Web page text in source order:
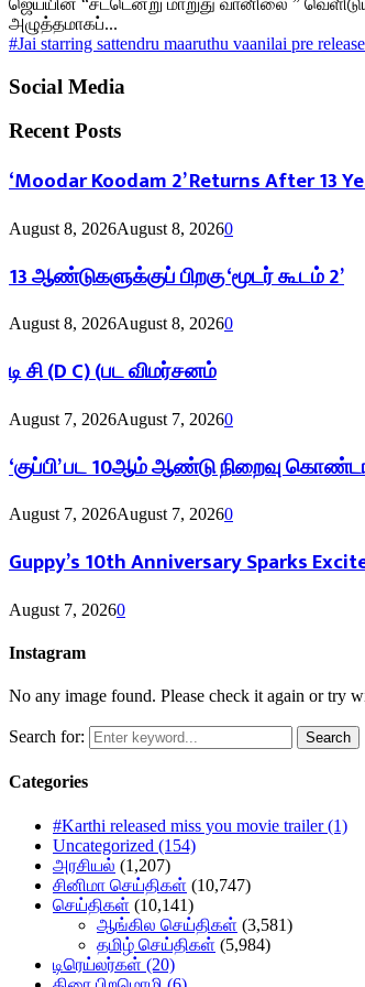
ஜெய்யின் “சட்டென்று மாறுது வானிலை ”
அழுத்தமாகப்...
#Jai starring sattendru maaruthu vaanilai pre
Social Media
Recent Posts
‘Moodar Koodam 2’ Returns After 13
August 8, 2026August 8, 20260
13 ஆண்டுகளுக்குப் பிறகு ‘மூடர் கூடம் 2’
August 8, 2026August 8, 20260
டி சி (D C) (பட விமர்சனம்
August 7, 2026August 7, 20260
‘குப்பி’ பட 10ஆம் ஆண்டு நிறைவு
August 7, 2026August 7, 20260
Guppy’s 10th Anniversary Sparks
August 7, 20260
Instagram
No any image found. Please check it again or try
Search for: Search
Categories
#Karthi released miss you movie trailer(1)
Uncategorized (154)
அரசியல் (1,207)
சினிமா செய்திகள் (10,747)
செய்திகள் (10,141)
ஆங்கில செய்திகள் (3,581)
தமிழ் செய்திகள் (5,984)
டிரெய்லர்கள் (20)